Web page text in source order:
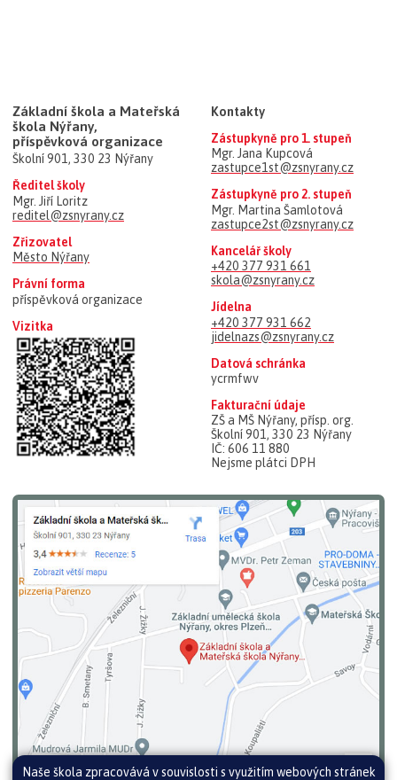
Základní škola a Mateřská
škola Nýřany,
příspěvková organizace
Školní 901, 330 23 Nýřany
Ředitel školy
Mgr. Jiří Loritz
reditel@zsnyrany.cz
Zřizovatel
Město Nýřany
Právní forma
příspěvková organizace
Vizitka
Kontakty
Zástupkyně pro 1. stupeň
Mgr. Jana Kupcová
zastupce1st@zsnyrany.cz
Zástupkyně pro 2. stupeň
Mgr. Martina Šamlotová
zastupce2st@zsnyrany.cz
Kancelář školy
+420 377 931 661
skola@zsnyrany.cz
Jídelna
+420 377 931 662
jidelnazs@zsnyrany.cz
Datová schránka
ycrmfwv
Fakturační údaje
ZŠ a MŠ Nýřany, přísp. org.
Školní 901, 330 23 Nýřany
IČ: 606 11 880
Nejsme plátci DPH
Naše škola zpracovává v souvislosti s využitím webových stránek